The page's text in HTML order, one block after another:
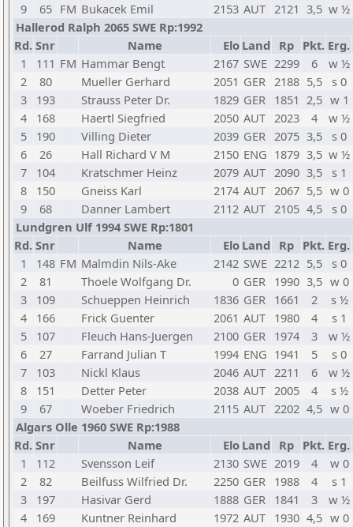
9
65 FM Bukacek Emil 2153 AUT 2121 3,5 w ½
Hallerod Ralph 2065 SWE Rp:1992
Rd. Snr Name Elo Land Rp Pkt. Erg.
1
111 FM Hammar Bengt 2167 SWE 2299 6
w ½
2
80 Mueller Gerhard 2051 GER 2188 5,5
s 0
3
193 Strauss Peter Dr. 1829 GER 1851 2,5 w 1
4
168 Haertl Siegfried 2050 AUT 2023 4
w ½
5
190 Villing Dieter 2039 GER 2075 3,5
s 0
6
26 Hall Richard V M 2150 ENG 1879 3,5 w ½
7
104 Kratschmer Heinz 2079 AUT 2090 3,5
s 1
8
150 Gneiss Karl 2174 AUT 2067 5,5 w 0
9
68 Danner Lambert 2112 AUT 2105 4,5
s 0
Lundgren Ulf 1994 SWE Rp:1801
Rd. Snr Name Elo Land Rp Pkt. Erg.
1
148 FM Malmdin Nils-Ake 2142 SWE 2212 5,5
s 0
2
81 Thoele Wolfgang Dr. 0 GER 1990 3,5 w 0
3
109 Schueppen Heinrich 1836 GER 1661 2
s ½
4
166 Frick Guenter 2061 AUT 1980 4
s 1
5
107 Fleuch Hans-Juergen 2100 GER 1974 3
w ½
6
27 Farrand Julian T 1994 ENG 1941 5
s 0
7
103 Nickl Klaus 2046 AUT 2211 6
w ½
8
151 Detter Peter 2038 AUT 2005 4
s ½
9
67 Woeber Friedrich 2115 AUT 2202 4,5 w 0
Algars Olle 1960 SWE Rp:1988
Rd. Snr Name Elo Land Rp Pkt. Erg.
1
112 Svensson Leif 2130 SWE 2019 4
w 0
2
82 Beilfuss Wilfried Dr. 2250 GER 1988 4
s 1
3
197 Hasivar Gerd 1888 GER 1841 3
w ½
4
169 Kuntner Reinhard 1972 AUT 1930 4,5 w 0